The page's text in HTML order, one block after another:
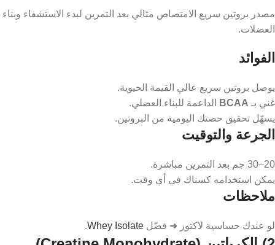
مصدر بروتين سريع الامتصاص مثالي بعد التمرين لبدء الاستشفاء وبناء
العضلات.
الفوائد
يوصل بروتين سريع عالي القيمة الحيوية.
غني بـ BCAA
الداعمة للبناء العضلي.
يسهّل تحقيق حصتك اليومية من البروتين.
الجرعة والتوقيت
20–30 جم بعد التمرين مباشرة.
يمكن استخدامه كسناك في أي وقت.
ملاحظات
لو عندك حساسية لاكتوز ➜ فضّل Whey Isolate
.